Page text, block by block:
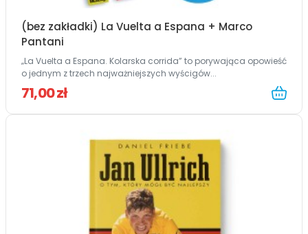
(bez zakładki) La Vuelta a Espana + Marco
Pantani
„La Vuelta a Espana. Kolarska corrida” to porywająca opowieść
o jednym z trzech najważniejszych wyścigów...
71,00 zł